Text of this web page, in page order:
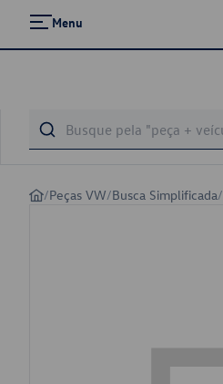
Menu
/Peças VW/Busca Simplificada/